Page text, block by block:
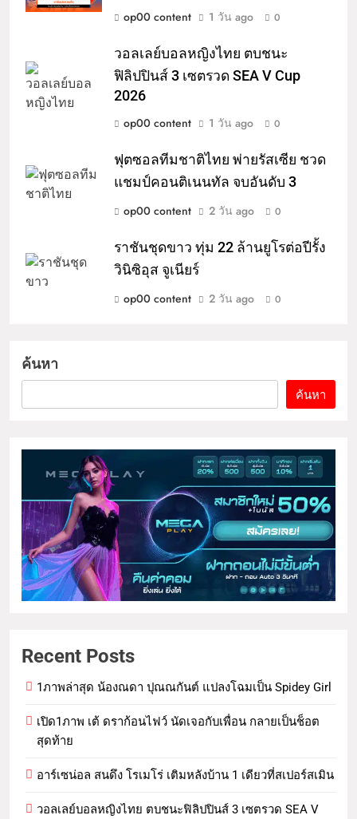
op00 content
1 วัน ago 0
วอลเลย์บอลหญิงไทย ตบชนะ
ฟิลิปปินส์ 3 เซตรวด SEA V Cup
2026
op00 content
1 วัน ago 0
ฟุตซอลทีมชาติไทย พ่ายรัสเซีย ชวด
แชมป์คอนติเนนทัล จบอันดับ 3
op00 content
2 วัน ago 0
ราชันชุดขาว ทุ่ม 22 ล้านยูโรต่อปีรั้ง
วินิซิอุส จูเนียร์
op00 content
2 วัน ago 0
ค้นหา
ค้นหา
Recent Posts
1ภาพล่าสุด น้องณดา ปุณณกันต์ แปลงโฉมเป็น Spidey Girl
เปิด1ภาพ เต้ ดราก้อนไฟว์ นัดเจอกับเพื่อน กลายเป็นช็อต
สุดท้าย
อาร์เซน่อล สนดึง โรเมโร่ เติมหลังบ้าน 1 เดียวที่สเปอร์สเมิน
วอลเลย์บอลหญิงไทย ตบชนะฟิลิปปินส์ 3 เซตรวด SEA V